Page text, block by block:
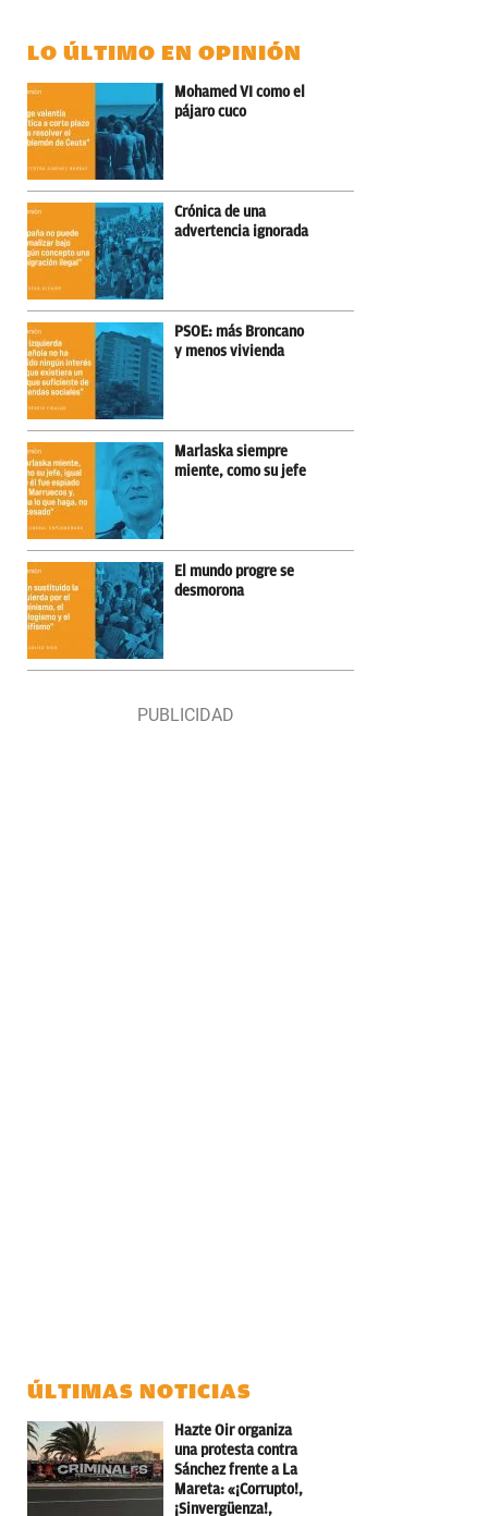
LO ÚLTIMO EN OPINIÓN
Mohamed VI como el
pájaro cuco
Crónica de una
advertencia ignorada
PSOE: más Broncano
y menos vivienda
Marlaska siempre
miente, como su jefe
El mundo progre se
desmorona
ÚLTIMAS NOTICIAS
Hazte Oir organiza
una protesta contra
Sánchez frente a La
Mareta: «¡Corrupto!,
¡Sinvergüenza!,